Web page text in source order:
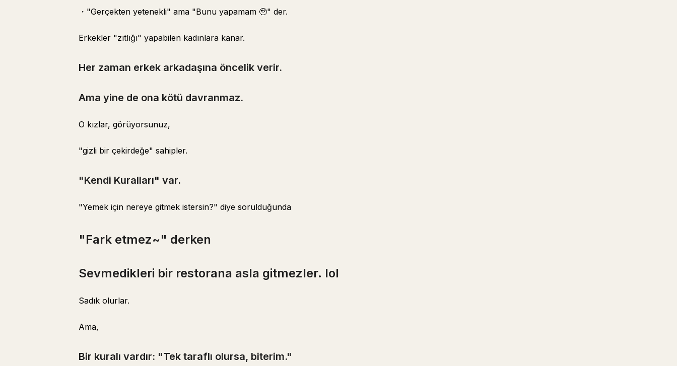
・"Gerçekten yetenekli" ama "Bunu yapamam 🥹" der.
Erkekler "zıtlığı" yapabilen kadınlara kanar.
Her zaman erkek arkadaşına öncelik verir.
Ama yine de ona kötü davranmaz.
O kızlar, görüyorsunuz,
"gizli bir çekirdeğe" sahipler.
"Kendi Kuralları" var.
"Yemek için nereye gitmek istersin?" diye sorulduğunda
"Fark etmez~" derken
Sevmedikleri bir restorana asla gitmezler. lol
Sadık olurlar.
Ama,
Bir kuralı vardır: "Tek taraflı olursa, biterim."